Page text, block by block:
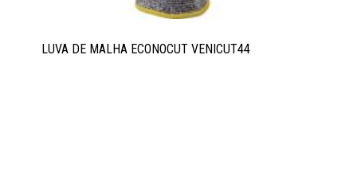
LUVA DE MALHA ECONOCUT VENICUT44